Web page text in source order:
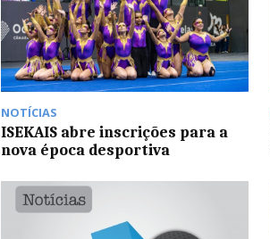
NOTÍCIAS
ISEKAIS abre inscrições para a
nova época desportiva